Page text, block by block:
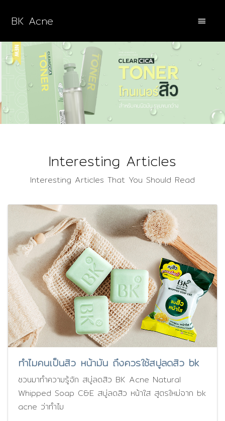
BK Acne
Interesting Articles
Interesting Articles That You Should Read
ทำไมคนเป็นสิว หน้ามัน ถึงควรใช้สบู่ลดสิว bk
ชวนมาทำความรู้จัก สบู่ลดสิว BK Acne Natural
Whipped Soap C&E สบู่ลดสิว หน้าใส สูตรใหม่จาก bk
acne ว่าทำไม